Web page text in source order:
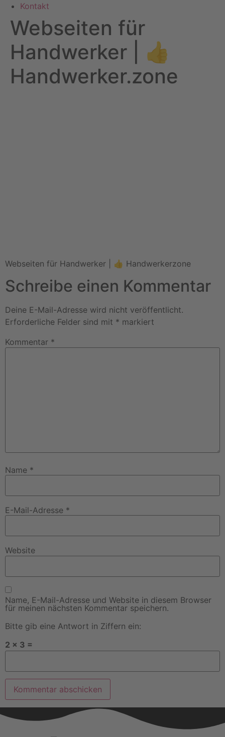
Kontakt
Webseiten für
Handwerker | 👍
Handwerker.zone
Webseiten für Handwerker | 👍 Handwerkerzone
Schreibe einen Kommentar
Deine E-Mail-Adresse wird nicht veröffentlicht.
Erforderliche Felder sind mit * markiert
Kommentar *
Name *
E-Mail-Adresse *
Website
Name, E-Mail-Adresse und Website in diesem Browser
für meinen nächsten Kommentar speichern.
Bitte gib eine Antwort in Ziffern ein:
2 × 3 =